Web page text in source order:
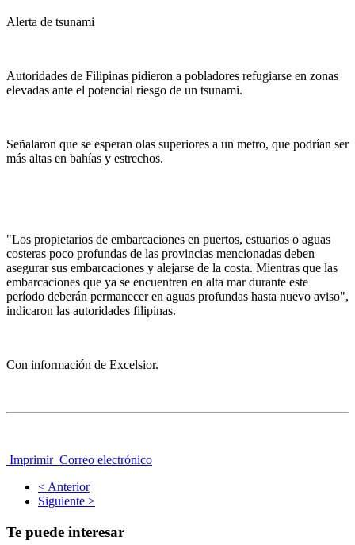
Alerta de tsunami
Autoridades de Filipinas pidieron a pobladores refugiarse en zonas
elevadas ante el potencial riesgo de un tsunami.
Señalaron que se esperan olas superiores a un metro, que podrían ser
más altas en bahías y estrechos.
"Los propietarios de embarcaciones en puertos, estuarios o aguas
costeras poco profundas de las provincias mencionadas deben
asegurar sus embarcaciones y alejarse de la costa. Mientras que las
embarcaciones que ya se encuentren en alta mar durante este
período deberán permanecer en aguas profundas hasta nuevo aviso",
indicaron las autoridades filipinas.
Con información de Excelsior.
Imprimir Correo electrónico
< Anterior
Siguiente >
Te puede interesar